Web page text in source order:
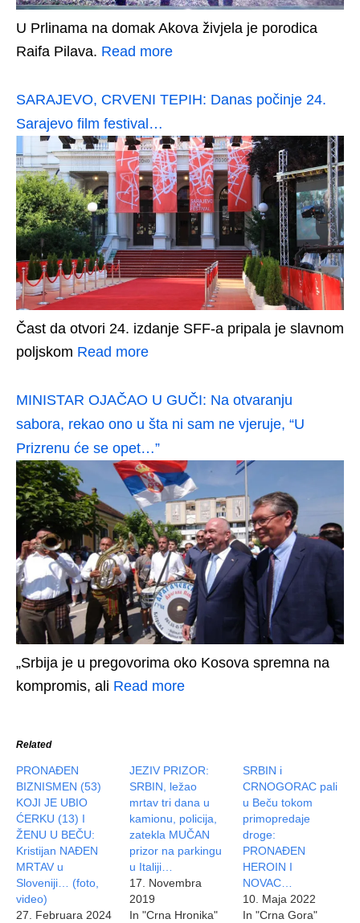
U Prlinama na domak Akova živjela je porodica
Raifa Pilava. Read more
SARAJEVO, CRVENI TEPIH: Danas počinje 24.
Sarajevo film festival…
Čast da otvori 24. izdanje SFF-a pripala je slavnom
poljskom Read more
MINISTAR OJAČAO U GUČI: Na otvaranju
sabora, rekao ono u šta ni sam ne vjeruje, “U
Prizrenu će se opet…”
„Srbija je u pregovorima oko Kosova spremna na
kompromis, ali Read more
Related
PRONAĐEN
BIZNISMEN (53)
KOJI JE UBIO
ĆERKU (13) I
ŽENU U BEČU:
Kristijan NAĐEN
MRTAV u
Sloveniji… (foto,
video)
27. Februara 2024
JEZIV PRIZOR:
SRBIN, ležao
mrtav tri dana u
kamionu, policija,
zatekla MUČAN
prizor na parkingu
u Italiji…
17. Novembra
2019
In "Crna Hronika"
SRBIN i
CRNOGORAC pali
u Beču tokom
primopredaje
droge:
PRONAĐEN
HEROIN I
NOVAC…
10. Maja 2022
In "Crna Gora"